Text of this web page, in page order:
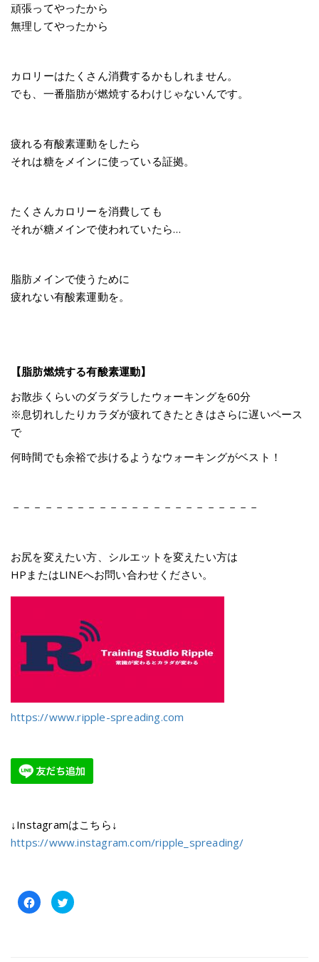
頑張ってやったから
無理してやったから
カロリーはたくさん消費するかもしれません。
でも、一番脂肪が燃焼するわけじゃないんです。
疲れる有酸素運動をしたら
それは糖をメインに使っている証拠。
たくさんカロリーを消費しても
それが糖メインで使われていたら…
脂肪メインで使うために
疲れない有酸素運動を。
【脂肪燃焼する有酸素運動】
お散歩くらいのダラダラしたウォーキングを60分
※息切れしたりカラダが疲れてきたときはさらに遅いペース
で
何時間でも余裕で歩けるようなウォーキングがベスト！
－－－－－－－－－－－－－－－－－－－－－－－
お尻を変えたい方、シルエットを変えたい方は
HPまたはLINEへお問い合わせください。
https://www.ripple-spreading.com
↓Instagramはこちら↓
https://www.instagram.com/ripple_spreading/
Facebook
で
ク
リ